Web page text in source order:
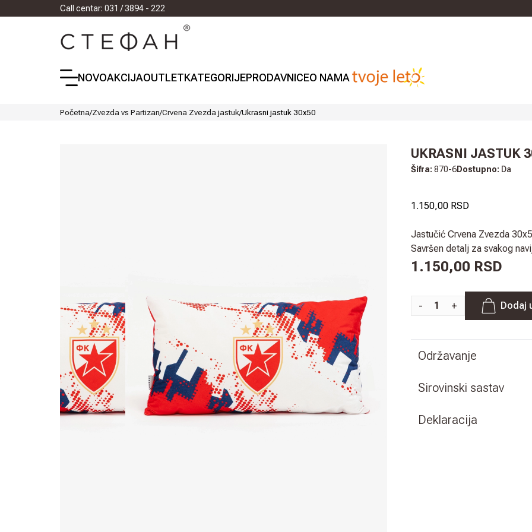
Call centar: 031 / 3894 - 222
NOVOAKCIJAOUTLETKATEGORIJEPRODAVNICEO NAMA
Početna/Zvezda vs Partizan/Crvena Zvezda jastuk/Ukrasni jastuk 30x50
UKRASNI JASTUK
Šifra: 870-6Dostupno: Da
1.150,00 RSD
Jastučić Crvena Zvezda
Savršen detalj za svakog
1.150,00 RSD
- + Dodaj
Održavanje
Sirovinski sastav
Deklaracija